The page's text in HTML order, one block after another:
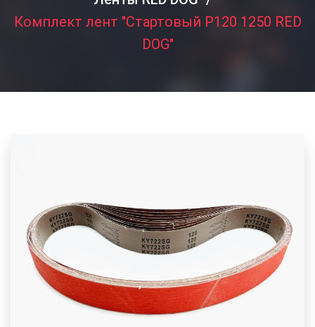
Комплект лент "Стартовый P120 1250 RED
DOG"